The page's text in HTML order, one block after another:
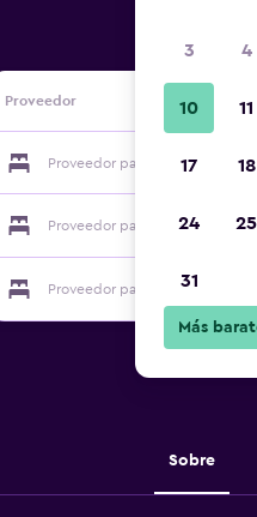
Proveedor
Proveedor para Suite Familiale
Proveedor para Suite Familiale
Proveedor para Suite Familiale
Sobre
3 4
10 11
17 18
24 25
31
Más